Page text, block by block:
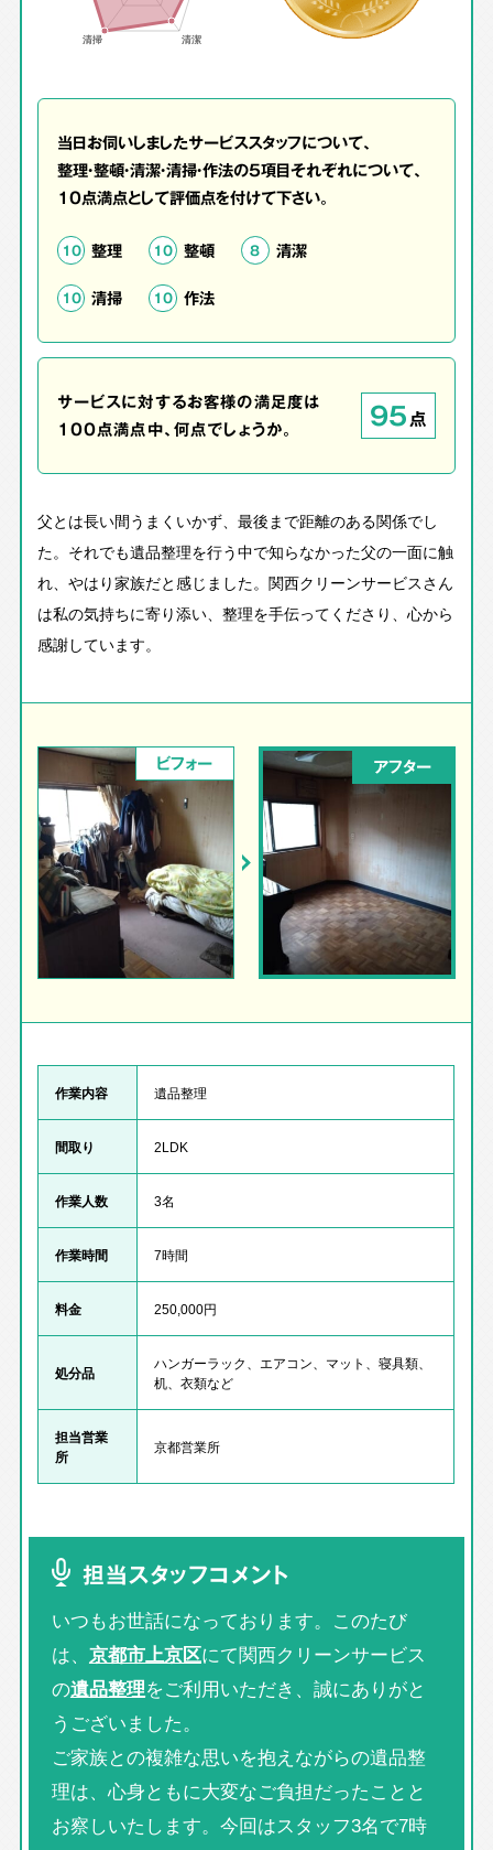
当日お伺いしましたサービススタッフについて、
整理・整頓・清潔・清掃・作法の5項目それぞれについて、
10点満点として評価点を付けて下さい。
10 整理 10 整頓 8 清潔
10 清掃 10 作法
サービスに対するお客様の満足度は
100点満点中、何点でしょうか。
95点
父とは長い間うまくいかず、最後まで距離のある関係でし
た。それでも遺品整理を行う中で知らなかった父の一面に触
れ、やはり家族だと感じました。関西クリーンサービスさん
は私の気持ちに寄り添い、整理を手伝ってくださり、心から
感謝しています。
ビフォー アフター
作業内容 遺品整理
間取り 2LDK
作業人数 3名
作業時間 7時間
料金 250,000円
処分品
ハンガーラック、エアコン、マット、寝具類、
机、衣類など
担当営業
所
京都営業所
担当スタッフコメント
いつもお世話になっております。このたび
は、 京都市上京区にて関西クリーンサービス
の遺品整理をご利用いただき、誠にありがと
うございました。
ご家族との複雑な思いを抱えながらの遺品整
理は、心身ともに大変なご負担だったことと
お察しいたします。今回はスタッフ3名で7時